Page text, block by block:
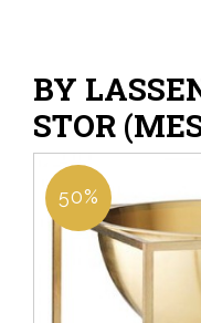
BY
STOR
50%